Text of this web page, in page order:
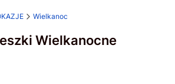
Wielkanoc
Wielkanocne